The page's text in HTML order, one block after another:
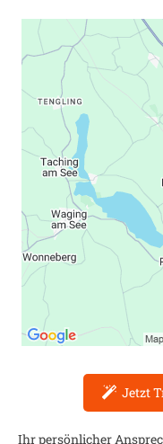
Jetzt
Ihr persönlicher